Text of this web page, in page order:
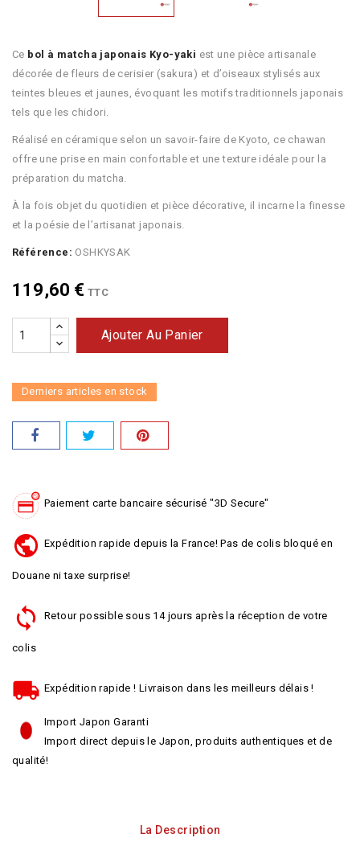
Ce bol à matcha japonais Kyo-yaki est une pièce artisanale
décorée de fleurs de cerisier (sakura) et d’oiseaux stylisés aux
teintes bleues et jaunes, évoquant les motifs traditionnels japonais
tels que les chidori.
Réalisé en céramique selon un savoir-faire de Kyoto, ce chawan
offre une prise en main confortable et une texture idéale pour la
préparation du matcha.
À la fois objet du quotidien et pièce décorative, il incarne la finesse
et la poésie de l’artisanat japonais.
Référence: OSHKYSAK
119,60 € TTC
Ajouter Au Panier
Derniers articles en stock
Paiement carte bancaire sécurisé "3D Secure"
Expédition rapide depuis la France! Pas de colis bloqué en
Douane ni taxe surprise!
Retour possible sous 14 jours après la réception de votre
colis
Expédition rapide ! Livraison dans les meilleurs délais !
Import Japon Garanti
Import direct depuis le Japon, produits authentiques et de
qualité!
La Description